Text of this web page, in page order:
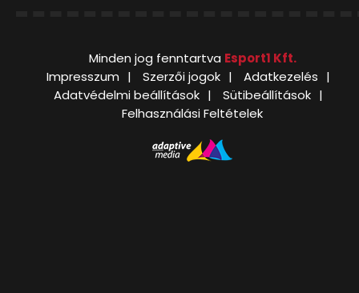
Minden jog fenntartva Esport1 Kft.
Impresszum
Szerzői jogok
Adatkezelés
Adatvédelmi beállítások
Sütibeállítások
Felhasználási Feltételek